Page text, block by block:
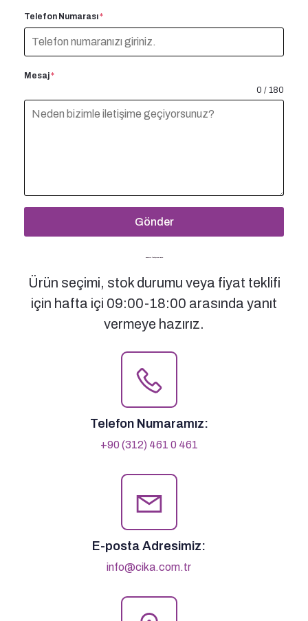
Telefon Numarası*
Mesaj*
0 / 180
Gönder
Bizimle İletişime Geçin
Ürün seçimi, stok durumu veya fiyat teklifi
için hafta içi 09:00-18:00 arasında yanıt
vermeye hazırız.
Telefon Numaramız:
+90 (312) 461 0 461
E-posta Adresimiz:
info@cika.com.tr